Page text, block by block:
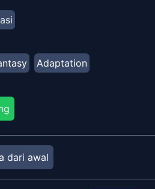
Adaptation
dari awal